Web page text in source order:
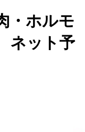
・ホルモ
ット予